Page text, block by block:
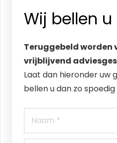
Wij bellen
Teruggebeld worden
vrijblijvend
Laat dan hieronder uw
bellen u dan zo